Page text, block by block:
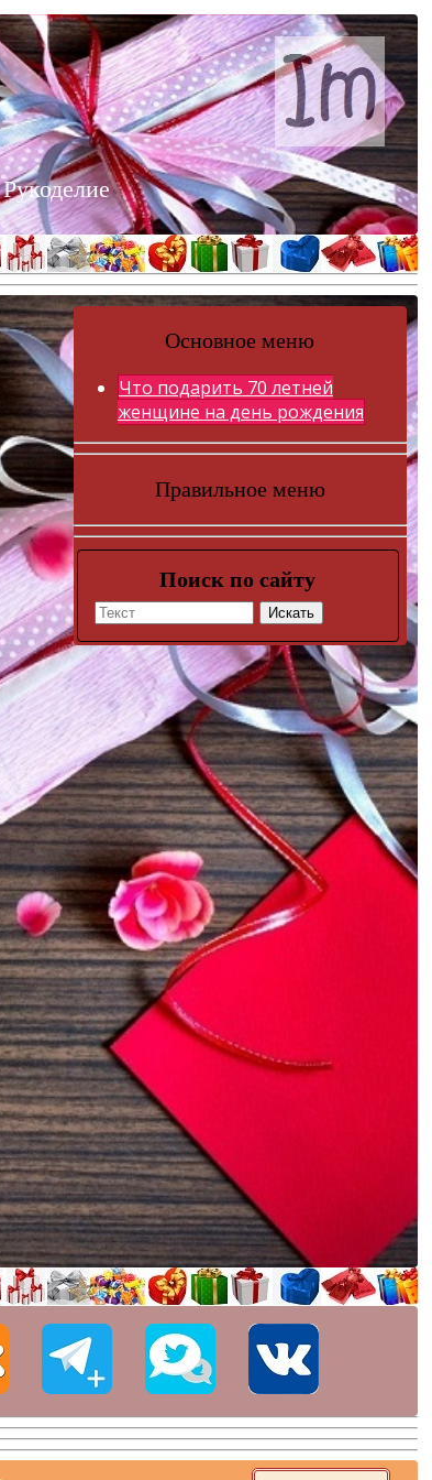
Рукоделие
Основное меню
Что подарить 70 летней
женщине на день рождения
Правильное меню
Поиск по сайту
Искать